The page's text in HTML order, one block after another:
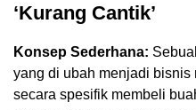
‘Kurang Cantik’
Konsep Sederhana:
yang di ubah menjadi
secara spesifik membeli